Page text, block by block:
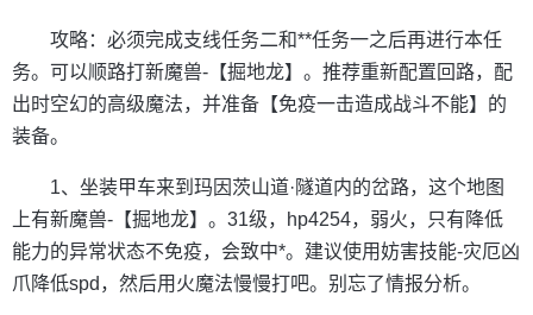
攻略：必须完成支线任务二和**任务一之后再进行本任
务。可以顺路打新魔兽-【掘地龙】。推荐重新配置回路，配
出时空幻的高级魔法，并准备【免疫一击造成战斗不能】的
装备。
1、坐装甲车来到玛因茨山道·隧道内的岔路，这个地图
上有新魔兽-【掘地龙】。31级，hp4254，弱火，只有降低
能力的异常状态不免疫，会致中*。建议使用妨害技能-灾厄凶
爪降低spd，然后用火魔法慢慢打吧。别忘了情报分析。